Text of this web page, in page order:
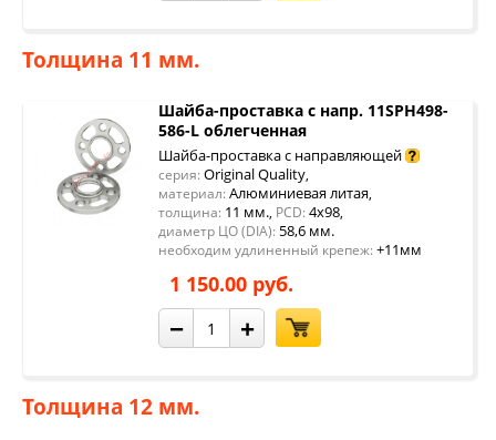
Толщина 11 мм.
Шайба-проставка с напр. 11SPH498-
586-L облегченная
Шайба-проставка с направляющей
серия: Original Quality,
материал: Алюминиевая литая,
толщина: 11 мм., PCD: 4x98,
диаметр ЦО (DIA): 58,6 мм.
необходим удлиненный крепеж: +11мм
1 150.00 руб.
− +
Толщина 12 мм.